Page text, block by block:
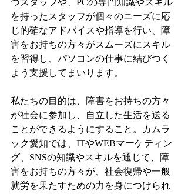
つスタッフや、PCの専門知識やスキル
を持ったスタッフが個々のニーズに応
じ的確なアドバイスや指導を行い、障
害をお持ちの方々がスムーズにスキル
を習得し、パソコンの仕事に結びつく
よう支援してまいります。
私たちの目的は、障害をお持ちの方々
が社会に参加し、自立した生活を送る
ことができるようにすること。カムラ
ック愛知では、ITやWEBマーケティン
グ、SNSの知識やスキルを通じて、障
害をお持ちの方々が、社会復帰や一般
就労を果たすための力を身につけられ